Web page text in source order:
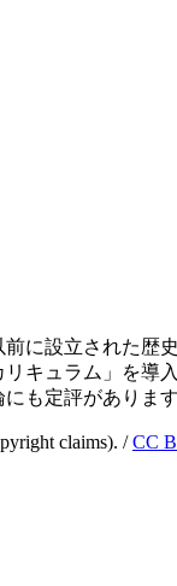
に設立された
キュラム」を
も定評があります
claims). /CC